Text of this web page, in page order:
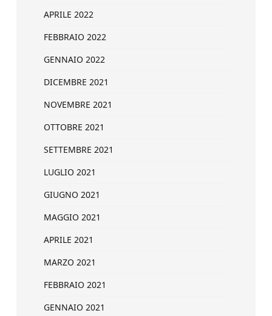
APRILE 2022
FEBBRAIO 2022
GENNAIO 2022
DICEMBRE 2021
NOVEMBRE 2021
OTTOBRE 2021
SETTEMBRE 2021
LUGLIO 2021
GIUGNO 2021
MAGGIO 2021
APRILE 2021
MARZO 2021
FEBBRAIO 2021
GENNAIO 2021